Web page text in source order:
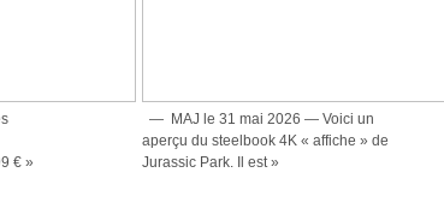
€ »
— MAJ le 31 mai 2026 — Voici un
aperçu du steelbook 4K « affiche » de
Jurassic Park. Il est »